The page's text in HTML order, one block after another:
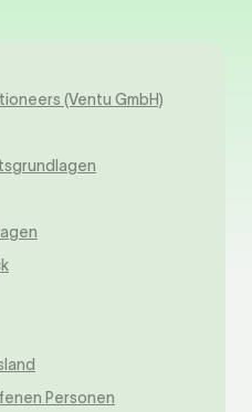
(Ventu GmbH)
Personen